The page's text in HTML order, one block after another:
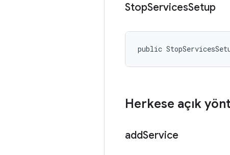
StopServicesSetup
public
Herkese açık
addService